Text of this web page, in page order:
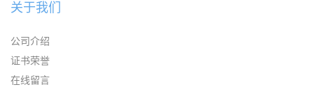
关于我们
公司介绍
证书荣誉
在线留言